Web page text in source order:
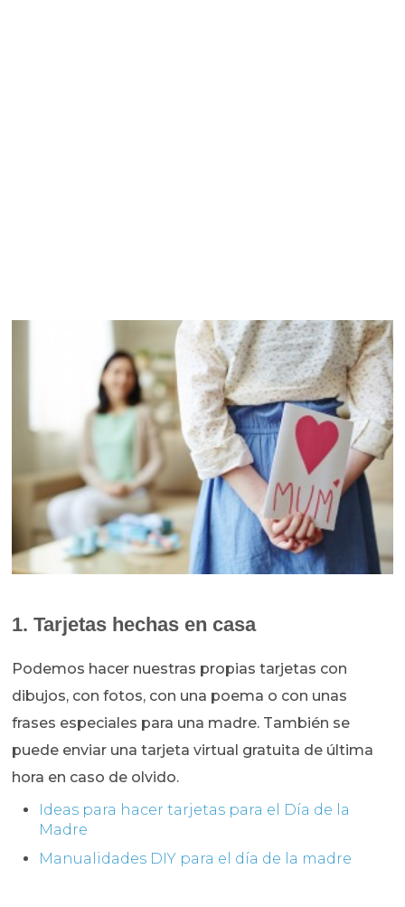
1. Tarjetas hechas en casa
Podemos hacer nuestras propias tarjetas con
dibujos, con fotos, con una poema o con unas
frases especiales para una madre. También se
puede enviar una tarjeta virtual gratuita de última
hora en caso de olvido.
Ideas para hacer tarjetas para el Día de la
Madre
Manualidades DIY para el día de la madre